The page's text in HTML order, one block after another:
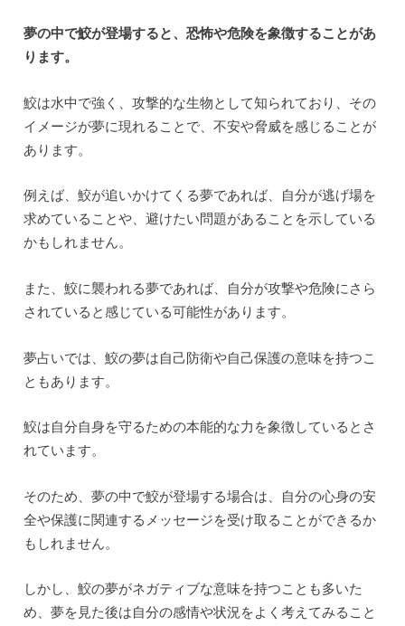
夢の中で鮫が登場すると、恐怖や危険を象徴することがあ
ります。
鮫は水中で強く、攻撃的な生物として知られており、その
イメージが夢に現れることで、不安や脅威を感じることが
あります。
例えば、鮫が追いかけてくる夢であれば、自分が逃げ場を
求めていることや、避けたい問題があることを示している
かもしれません。
また、鮫に襲われる夢であれば、自分が攻撃や危険にさら
されていると感じている可能性があります。
夢占いでは、鮫の夢は自己防衛や自己保護の意味を持つこ
ともあります。
鮫は自分自身を守るための本能的な力を象徴しているとさ
れています。
そのため、夢の中で鮫が登場する場合は、自分の心身の安
全や保護に関連するメッセージを受け取ることができるか
もしれません。
しかし、鮫の夢がネガティブな意味を持つことも多いた
め、夢を見た後は自分の感情や状況をよく考えてみること